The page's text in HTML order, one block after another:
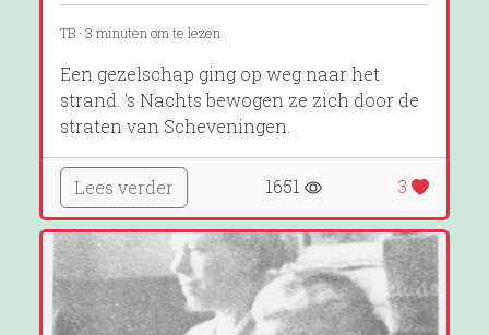
TB · 3 minuten om te lezen
Een gezelschap ging op weg naar het
strand. 's Nachts bewogen ze zich door de
straten van Scheveningen.
Lees verder 1651 3